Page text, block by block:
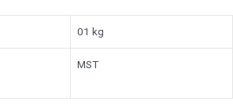
01 kg
MST